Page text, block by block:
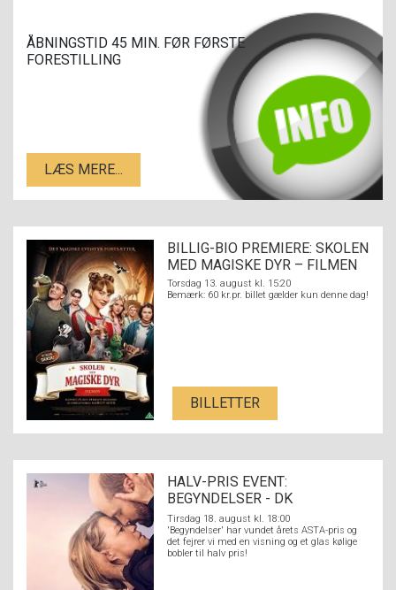
ÅBNINGSTID 45 MIN. FØR FØRSTE
FORESTILLING
LÆS MERE...
BILLIG-BIO PREMIERE: SKOLEN
MED MAGISKE DYR – FILMEN
Torsdag 13. august kl. 15:20
Bemærk: 60 kr.pr. billet gælder kun denne dag!
BILLETTER
HALV-PRIS EVENT:
BEGYNDELSER - DK
UNDERTEKSTER
Tirsdag 18. august kl. 18:00
'Begyndelser' har vundet årets ASTA-pris og
det fejrer vi med en visning og et glas kølige
bobler til halv pris!